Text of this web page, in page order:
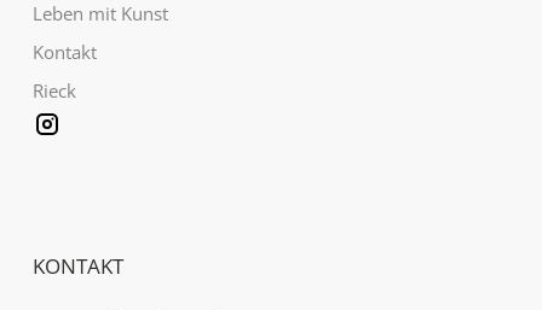
Leben mit Kunst
Kontakt
Rieck
KONTAKT